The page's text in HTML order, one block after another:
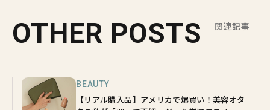
OTHER POSTS 関連記事
BEAUTY
【リアル購入品】アメリカで爆買い！美容オタ